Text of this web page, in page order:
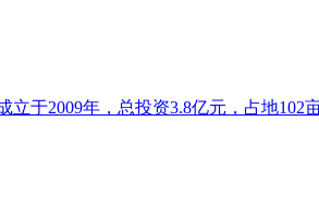
于2009年，总投资3.8亿元，占地102